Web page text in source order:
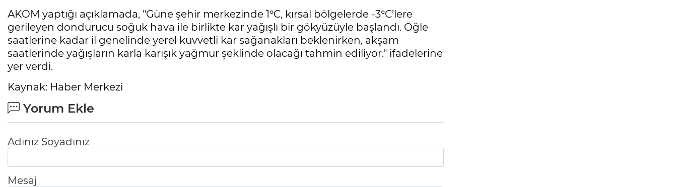
AKOM yaptığı açıklamada, "Güne şehir merkezinde 1°C, kırsal bölgelerde -3°C’lere
gerileyen dondurucu soğuk hava ile birlikte kar yağışlı bir gökyüzüyle başlandı. Öğle
saatlerine kadar il genelinde yerel kuvvetli kar sağanakları beklenirken, akşam
saatlerinde yağışların karla karışık yağmur şeklinde olacağı tahmin ediliyor." ifadelerine
yer verdi.
Kaynak: Haber Merkezi
Yorum Ekle
Adınız Soyadınız
Mesaj